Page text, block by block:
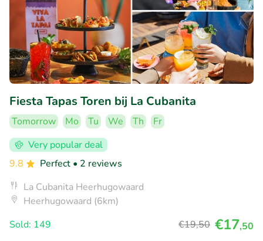
Fiesta Tapas Toren bij La Cubanita
Tomorrow Mo Tu We Th
Fr
Very popular deal
9.8
Perfect • 2 reviews
La Cubanita Heerhugowaard
Heerhugowaard (6km)
Sold: 149
€19,50 €17,50